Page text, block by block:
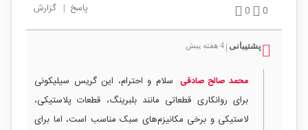
0
0 پاسخ | گزارش
پشتیبانی | 4 هفته پیش
محمد صالح صادقی سلام و احترام، این گریس سیلیکونی
برای روانکاری قطعاتی مانند بلبرینگ، قطعات پلاستیکی،
لاستیکی و برخی مکانیزم‌های سبک مناسب است، اما برای